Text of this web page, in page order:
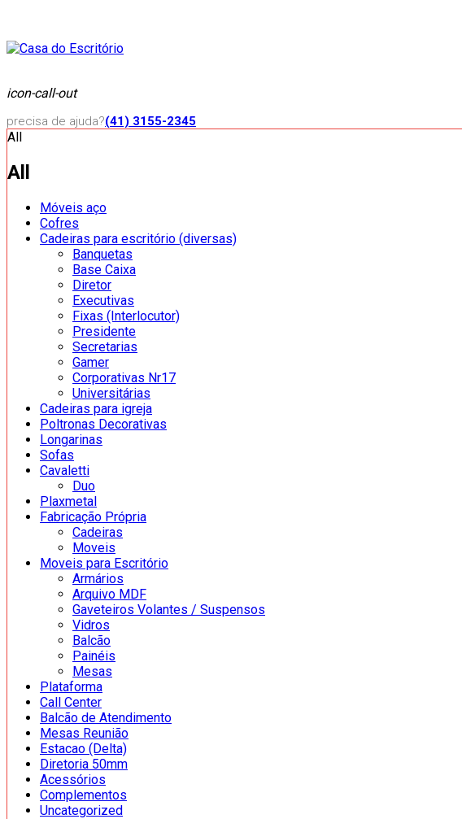
icon-call-out
precisa de ajuda?(41) 3155-2345
All
All
Móveis aço
Cofres
Cadeiras para escritório (diversas)
Banquetas
Base Caixa
Diretor
Executivas
Fixas (Interlocutor)
Presidente
Secretarias
Gamer
Corporativas Nr17
Universitárias
Cadeiras para igreja
Poltronas Decorativas
Longarinas
Sofas
Cavaletti
Duo
Plaxmetal
Fabricação Própria
Cadeiras
Moveis
Moveis para Escritório
Armários
Arquivo MDF
Gaveteiros Volantes / Suspensos
Vidros
Balcão
Painéis
Mesas
Plataforma
Call Center
Balcão de Atendimento
Mesas Reunião
Estacao (Delta)
Diretoria 50mm
Acessórios
Complementos
Uncategorized